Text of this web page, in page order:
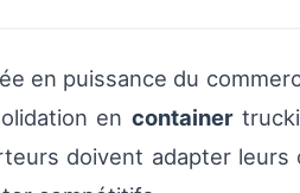
en puissance du
en container
doivent adapter